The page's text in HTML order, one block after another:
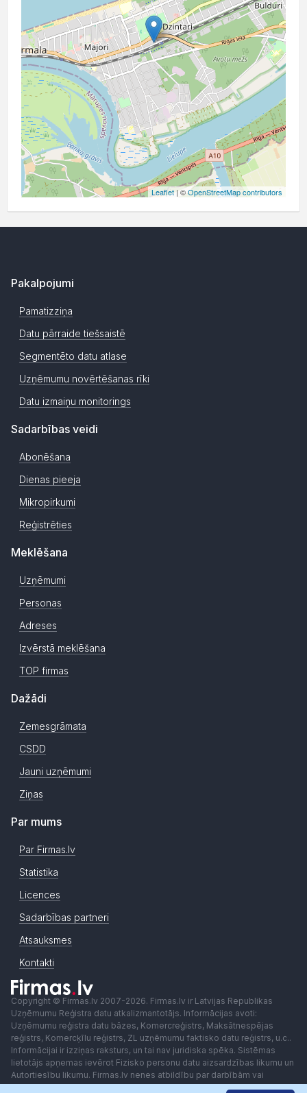
Leaflet | ©OpenStreetMap contributors
Pakalpojumi
Pamatizziņa
Datu pārraide tiešsaistē
Segmentēto datu atlase
Uzņēmumu novērtēšanas rīki
Datu izmaiņu monitorings
Sadarbības veidi
Abonēšana
Dienas pieeja
Mikropirkumi
Reģistrēties
Meklēšana
Uzņēmumi
Personas
Adreses
Izvērstā meklēšana
TOP firmas
Dažādi
Zemesgrāmata
CSDD
Jauni uzņēmumi
Ziņas
Par mums
Par Firmas.lv
Statistika
Licences
Sadarbības partneri
Atsauksmes
Kontakti
Copyright © Firmas.lv 2007-2026. Firmas.lv ir Latvijas Republikas
Uzņēmumu Reģistra datu atkalizmantotājs. Informācijas avoti:
Uzņēmumu reģistra datu bāzes, Komercreģistrs, Maksātnespējas
reģistrs, Komercķīlu reģistrs, ZL uzņēmumu faktisko datu reģistrs, u.c..
Informācijai ir izziņas raksturs, un tai nav juridiska spēka. Sistēmas
lietotājs apņemas ievērot Fizisko personu datu aizsardzības likumu un
Autortiesību likumu. Firmas.lv nenes atbildību par darbībām vai
lēmumiem, kas balstīti uz saņemto pakalpojumu. Lietotājam aizliegts